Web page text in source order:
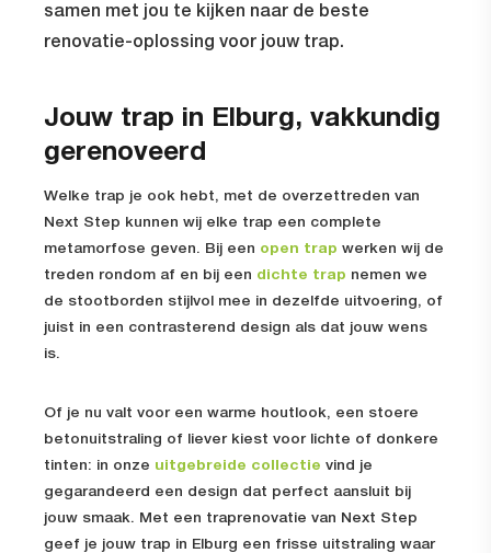
samen met jou te kijken naar de beste
renovatie-oplossing voor jouw trap.
Jouw trap in Elburg, vakkundig
gerenoveerd
Welke trap je ook hebt, met de overzettreden van
Next Step kunnen wij elke trap een complete
metamorfose geven. Bij een open trap werken wij de
treden rondom af en bij een dichte trap nemen we
de stootborden stijlvol mee in dezelfde uitvoering, of
juist in een contrasterend design als dat jouw wens
is.
Of je nu valt voor een warme houtlook, een stoere
betonuitstraling of liever kiest voor lichte of donkere
tinten: in onze uitgebreide collectie vind je
gegarandeerd een design dat perfect aansluit bij
jouw smaak. Met een traprenovatie van Next Step
geef je jouw trap in Elburg een frisse uitstraling waar